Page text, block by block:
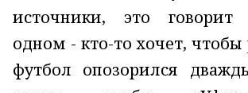
источники, это говорит
одном - кто-то хочет, чтобы
футбол опозорился